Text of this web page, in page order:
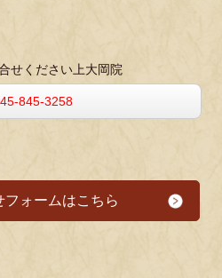
せください上大岡院
845-3258
フォームはこちら